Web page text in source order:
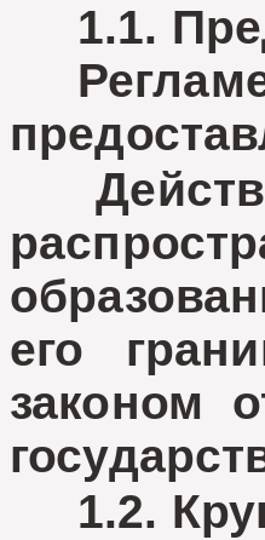
1.1.
его
законом
1.2.